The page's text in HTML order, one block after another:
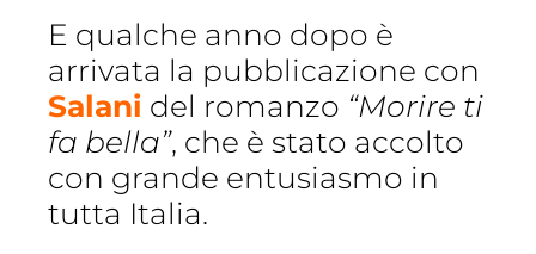
E qualche anno dopo è
arrivata la pubblicazione con
Salani del romanzo “Morire ti
fa bella”, che è stato accolto
con grande entusiasmo in
tutta Italia.